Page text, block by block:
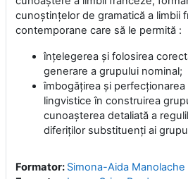
cunoştinţelor de gramatică a limbii
contemporane care să le permită :
înţelegerea şi folosirea
generare a grupului nominal;
îmbogăţirea şi
lingvistice în construirea
cunoaşterea detaliată a
diferiţilor substituenţi ai
Formator: Simona-Aida Manolache